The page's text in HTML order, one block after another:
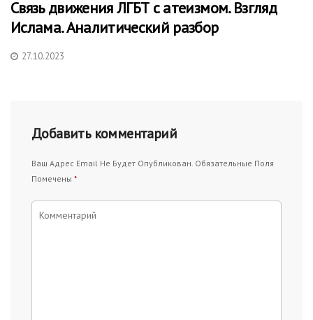
Связь движения ЛГБТ с атеизмом. Взгляд
Ислама. Аналитический разбор
27.10.2023
Добавить комментарий
Ваш Адрес Email Не Будет Опубликован. Обязательные Поля
Помечены *